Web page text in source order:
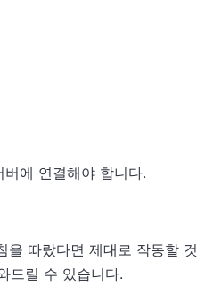
에 연결해야 합니다.
따랐다면 제대로 작동할
드릴 수 있습니다.